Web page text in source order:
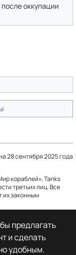
оккупации
28 сентября 2025 года
кораблей», Tanks
третьих лиц. Все
их законным
предлагать
и сделать
удобным.